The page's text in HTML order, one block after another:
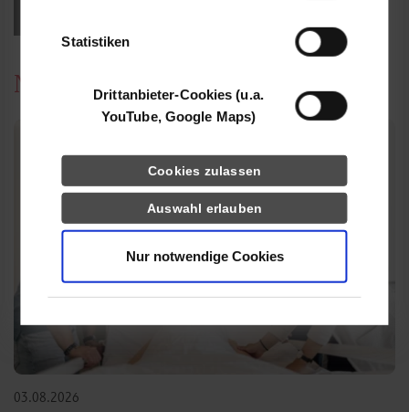
Statistiken
Drittanbieter-Cookies (u.a.
YouTube, Google Maps)
Cookies zulassen
Auswahl erlauben
Nur notwendige Cookies
News
03.08.2026